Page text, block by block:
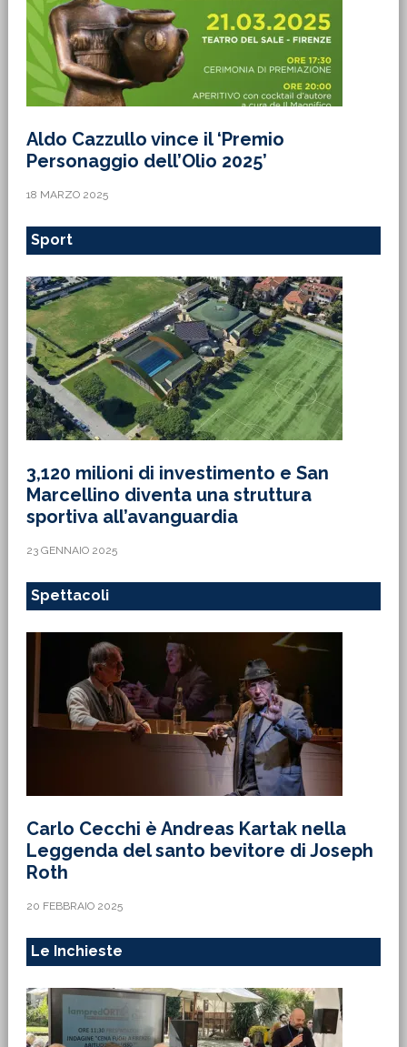
Aldo Cazzullo vince il ‘Premio
Personaggio dell’Olio 2025’
18 MARZO 2025
Sport
3,120 milioni di investimento e San
Marcellino diventa una struttura
sportiva all’avanguardia
23 GENNAIO 2025
Spettacoli
Carlo Cecchi è Andreas Kartak nella
Leggenda del santo bevitore di Joseph
Roth
20 FEBBRAIO 2025
Le Inchieste